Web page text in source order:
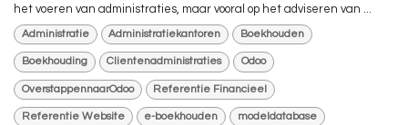
het voeren van administraties, maar vooral op het adviseren van ...
Administratie Administratiekantoren Boekhouden
Boekhouding Clientenadministraties Odoo
OverstappennaarOdoo Referentie Financieel
Referentie Website e-boekhouden modeldatabase